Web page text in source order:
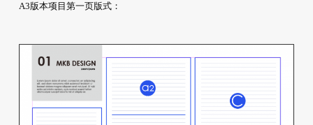
A3版本项目第一页版式：